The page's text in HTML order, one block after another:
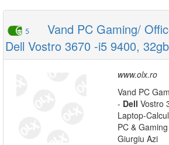
5
Vand PC Gaming/
Dell Vostro 3670 -i5 9400, 32gb
www.olx.ro
Vand PC
- Dell Vostro
Laptop-
PC &
Giurgiu Azi